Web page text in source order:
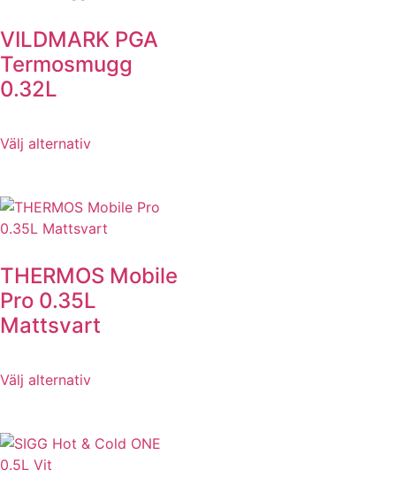
VILDMARK PGA
Termosmugg
0.32L
Välj alternativ
THERMOS Mobile
Pro 0.35L
Mattsvart
Välj alternativ